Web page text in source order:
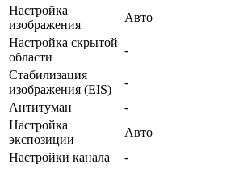
Настройка
изображения
Авто
Настройка скрытой
области
-
Стабилизация
изображения (EIS)
-
Антитуман
-
Настройка
экспозиции
Авто
Настройки канала
-